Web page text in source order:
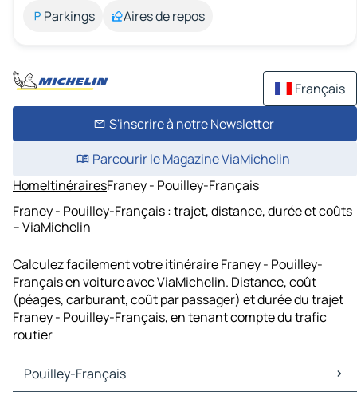
Parkings
Aires de repos
Français
S'inscrire à notre Newsletter
Parcourir le Magazine ViaMichelin
HomeItinérairesFraney - Pouilley-Français
Franey - Pouilley-Français : trajet, distance, durée et coûts
– ViaMichelin
Calculez facilement votre itinéraire Franey - Pouilley-
Français en voiture avec ViaMichelin. Distance, coût
(péages, carburant, coût par passager) et durée du trajet
Franey - Pouilley-Français, en tenant compte du trafic
routier
Pouilley-Français